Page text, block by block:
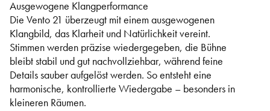
Ausgewogene Klangperformance
Die Vento 21 überzeugt mit einem ausgewogenen
Klangbild, das Klarheit und Natürlichkeit vereint.
Stimmen werden präzise wiedergegeben, die Bühne
bleibt stabil und gut nachvollziehbar, während feine
Details sauber aufgelöst werden. So entsteht eine
harmonische, kontrollierte Wiedergabe – besonders in
kleineren Räumen.